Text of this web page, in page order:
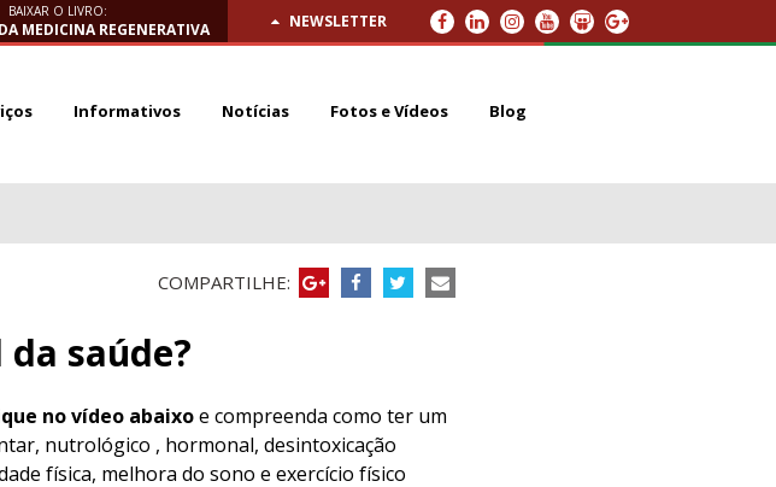
BAIXAR O LIVRO:
MEDICINA REGENERATIVA NEWSLETTER
Informativos Notícias Fotos e Vídeos Blog
COMPARTILHE:
saúde?
no vídeo abaixoe compreenda como ter um
nutrológico , hormonal, desintoxicação
física, melhora do sono e exercício físico